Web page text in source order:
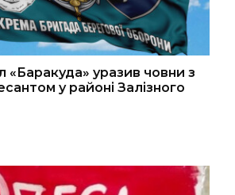
«Баракуда» уразив човни з
у районі Залізного